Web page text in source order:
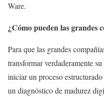
Ware.
¿Cómo pueden las grandes
Para que las grandes
transformar verdaderamente
iniciar un proceso
un diagnóstico de madurez